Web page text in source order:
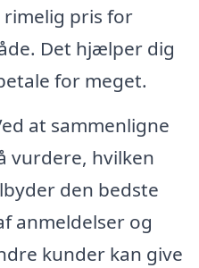
rimelig pris for
Det hjælper dig
for meget.
at sammenligne
vurdere, hvilken
den bedste
anmeldelser og
kunder kan give